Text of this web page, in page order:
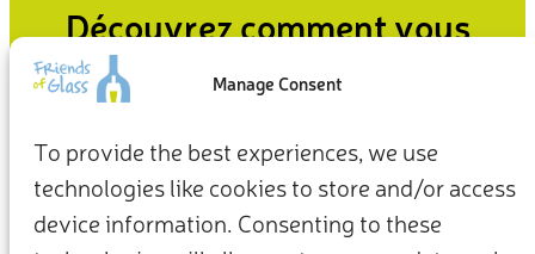
Manage Consent
To provide the best experiences, we use
technologies like cookies to store and/or access
device information. Consenting to these
Découvrez comment vous
pouvez avoir un impact
agissons pour la planète, nos choix quotidiens peuvent être
le point de départ d’un avenir plus durable.
Agissez maintenant